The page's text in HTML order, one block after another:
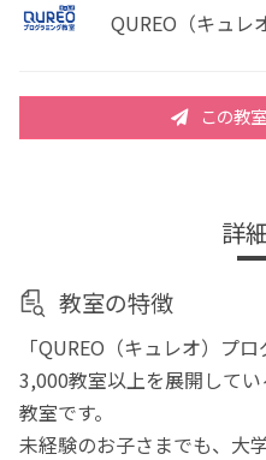
QUREO（キュレ
この教
詳
教室の特徴
「QUREO（キュレオ）プ
3,000教室以上を展開して
教室です。
未経験のお子さまでも、大